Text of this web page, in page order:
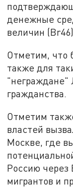
денежные
величин
Отметим, что
также для
"неграждане"
гражданства.
Отметим
властей
Москве, где
Россию через
мигрантов и